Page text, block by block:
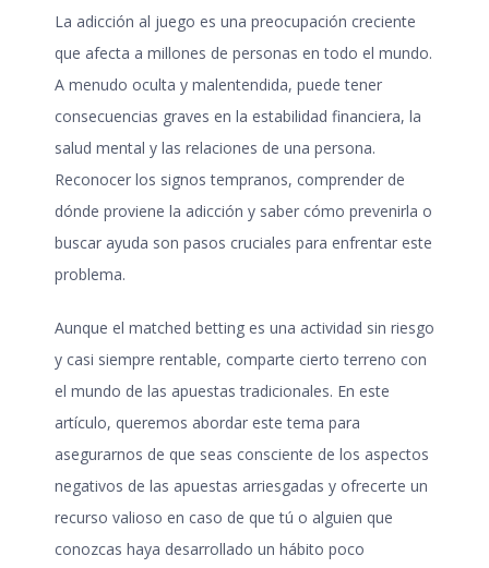
La adicción al juego es una preocupación creciente
que afecta a millones de personas en todo el mundo.
A menudo oculta y malentendida, puede tener
consecuencias graves en la estabilidad financiera, la
salud mental y las relaciones de una persona.
Reconocer los signos tempranos, comprender de
dónde proviene la adicción y saber cómo prevenirla o
buscar ayuda son pasos cruciales para enfrentar este
problema.
Aunque el matched betting es una actividad sin riesgo
y casi siempre rentable, comparte cierto terreno con
el mundo de las apuestas tradicionales. En este
artículo, queremos abordar este tema para
asegurarnos de que seas consciente de los aspectos
negativos de las apuestas arriesgadas y ofrecerte un
recurso valioso en caso de que tú o alguien que
conozcas haya desarrollado un hábito poco